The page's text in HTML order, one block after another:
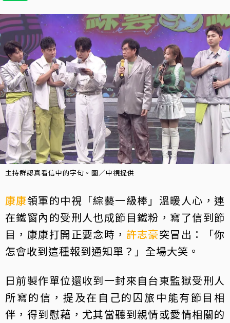
主持群認真看信中的字句。圖／中視提供
康康領軍的中視「綜藝一級棒」溫暖人心，連
在鐵窗內的受刑人也成節目鐵粉，寫了信到節
目，康康打開正要念時， 許志豪突冒出：「你
怎會收到這種報到通知單？」全場大笑。
日前製作單位還收到一封來自台東監獄受刑人
所寫的信，提及在自己的囚旅中能有節目相
伴，得到慰藉，尤其當聽到親情或愛情相關的